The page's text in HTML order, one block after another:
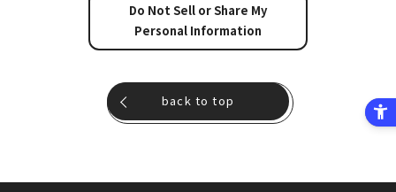
Do Not Sell or Share My
Personal Information
back to top